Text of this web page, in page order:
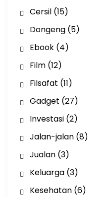
Cersil(15)
Dongeng(5)
Ebook(4)
Film(12)
Filsafat (11)
Gadget (27)
Investasi(2)
Jalan-jalan(8)
Jualan(3)
Keluarga(3)
Kesehatan(6)